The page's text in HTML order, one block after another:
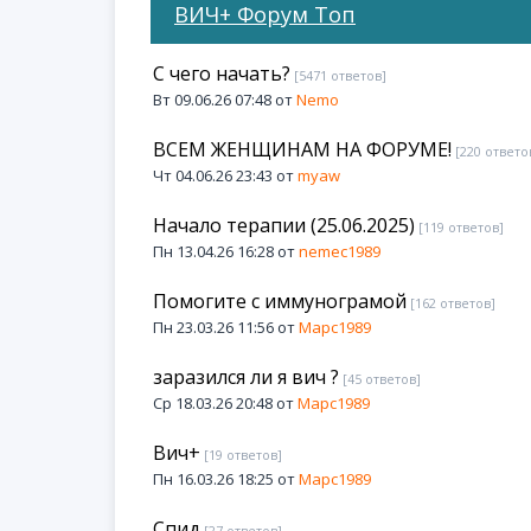
ВИЧ+ Форум Топ
С чего начать? [5471 ответов]
Вт 09.06.26 07:48 отNemo
ВСЕМ ЖЕНЩИНАМ НА ФОРУМЕ! [220
Чт 04.06.26 23:43 отmyaw
Начало терапии (25.06.2025) [119 ответов]
Пн 13.04.26 16:28 отnemec1989
Помогите с иммунограмой [162 ответов]
Пн 23.03.26 11:56 отМарс1989
заразился ли я вич ? [45 ответов]
Ср 18.03.26 20:48 отМарс1989
Вич+ [19 ответов]
Пн 16.03.26 18:25 отМарс1989